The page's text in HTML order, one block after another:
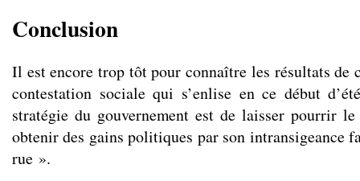
Conclusion
Il est encore trop tôt pour connaître les résultats de
contestation sociale qui s’enlise en ce début
stratégie du gouvernement est de laisser pourrir
obtenir des gains politiques par son intransigeance
rue ».